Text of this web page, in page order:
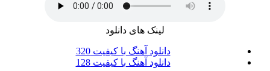
لینک های دانلود
دانلود آهنگ با کیفیت 320
دانلود آهنگ با کیفیت 128